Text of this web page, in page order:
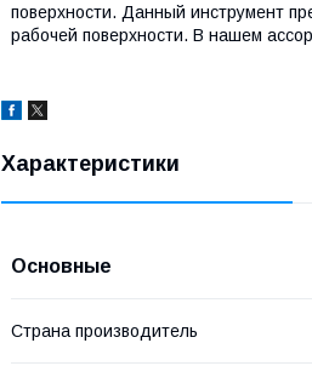
поверхности. Данный инструмент
рабочей поверхности. В нашем
Характеристики
Основные
Страна производитель